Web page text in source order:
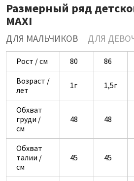
Размерный ряд
MAXI
ДЛЯ МАЛЬЧИКОВ ДЛЯ
Рост / см 80 86
Возраст /
лет
1г 1,5г
Обхват
груди /
см
48 48
Обхват
талии /
см
45 45